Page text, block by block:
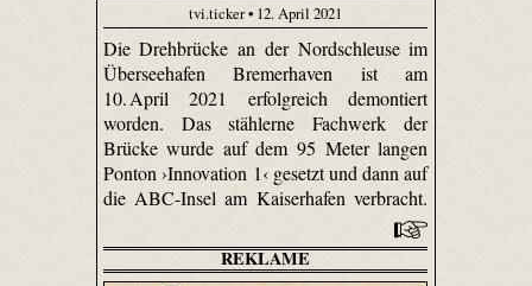
tvi.ticker • 12. April 2021
Die Drehbrücke an der Nordschleuse im
Überseehafen Bremerhaven ist am
10. April 2021 erfolgreich demontiert
worden. Das stählerne Fachwerk der
Brücke wurde auf dem 95 Meter langen
Ponton ›Innovation 1‹ gesetzt und dann auf
die ABC-Insel am Kaiserhafen verbracht.
REKLAME